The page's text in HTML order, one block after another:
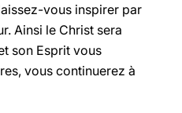
vous inspirer par
Ainsi le Christ sera
son Esprit vous
vous continuerez à